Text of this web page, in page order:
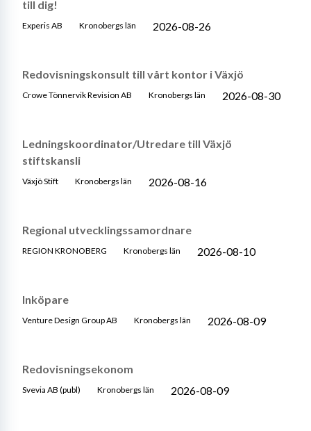
till dig!
Experis AB Kronobergs län 2026-08-26
Redovisningskonsult till vårt kontor i Växjö
Crowe Tönnervik Revision AB Kronobergs län 2026-08-30
Ledningskoordinator/Utredare till Växjö
stiftskansli
Växjö Stift Kronobergs län 2026-08-16
Regional utvecklingssamordnare
REGION KRONOBERG Kronobergs län 2026-08-10
Inköpare
Venture Design Group AB Kronobergs län 2026-08-09
Redovisningsekonom
Svevia AB (publ) Kronobergs län 2026-08-09